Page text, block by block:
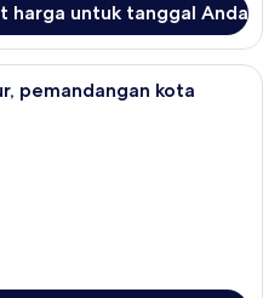
harga untuk tanggal Anda
Suite Presidensial, 2 kamar tidur,
pemandangan kota